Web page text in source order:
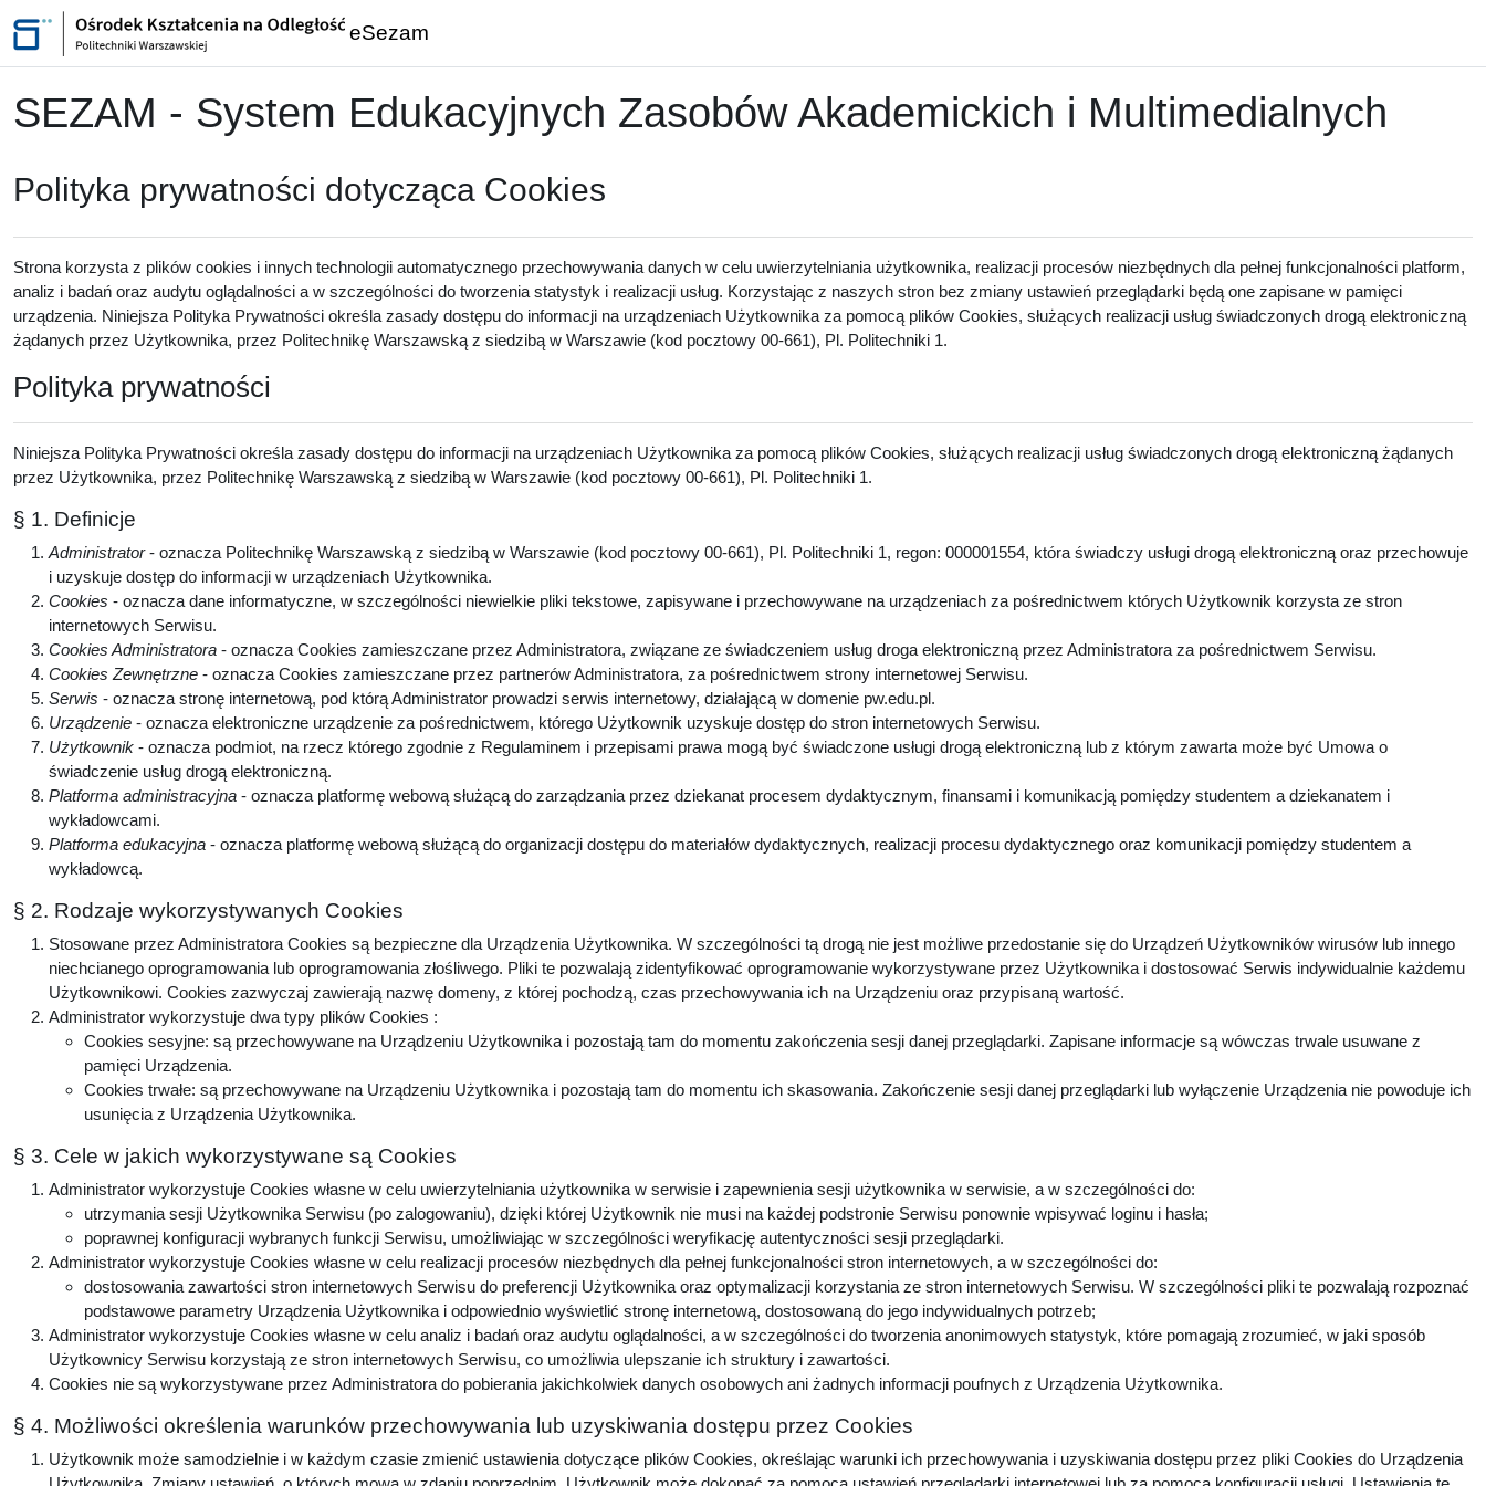
Przejdź do głównej zawartości
eSezam
SEZAM - System Edukacyjnych Zasobów Akademickich i Multimedialnych
Polityka prywatności dotycząca Cookies
Strona korzysta z plików cookies i innych technologii automatycznego przechowywania danych w celu uwierzytelniania użytkownika, realizacji procesów niezbędnych dla pełnej funkcjonalności platform,
analiz i badań oraz audytu oglądalności a w szczególności do tworzenia statystyk i realizacji usług. Korzystając z naszych stron bez zmiany ustawień przeglądarki będą one zapisane w pamięci
urządzenia. Niniejsza Polityka Prywatności określa zasady dostępu do informacji na urządzeniach Użytkownika za pomocą plików Cookies, służących realizacji usług świadczonych drogą elektroniczną
żądanych przez Użytkownika, przez Politechnikę Warszawską z siedzibą w Warszawie (kod pocztowy 00-661), Pl. Politechniki 1.
Polityka prywatności
Niniejsza Polityka Prywatności określa zasady dostępu do informacji na urządzeniach Użytkownika za pomocą plików Cookies, służących realizacji usług świadczonych drogą elektroniczną żądanych
przez Użytkownika, przez Politechnikę Warszawską z siedzibą w Warszawie (kod pocztowy 00-661), Pl. Politechniki 1.
§ 1. Definicje
Administrator- oznacza Politechnikę Warszawską z siedzibą w Warszawie (kod pocztowy 00-661), Pl. Politechniki 1, regon: 000001554, która świadczy usługi drogą elektroniczną oraz przechowuje
i uzyskuje dostęp do informacji w urządzeniach Użytkownika.
Cookies - oznacza dane informatyczne, w szczególności niewielkie pliki tekstowe, zapisywane i przechowywane na urządzeniach za pośrednictwem których Użytkownik korzysta ze stron
internetowych Serwisu.
Cookies Administratora - oznacza Cookies zamieszczane przez Administratora, związane ze świadczeniem usług droga elektroniczną przez Administratora za pośrednictwem Serwisu.
Cookies Zewnętrzne - oznacza Cookies zamieszczane przez partnerów Administratora, za pośrednictwem strony internetowej Serwisu.
Serwis - oznacza stronę internetową, pod którą Administrator prowadzi serwis internetowy, działającą w domenie pw.edu.pl.
Urządzenie - oznacza elektroniczne urządzenie za pośrednictwem, którego Użytkownik uzyskuje dostęp do stron internetowych Serwisu.
Użytkownik - oznacza podmiot, na rzecz którego zgodnie z Regulaminem i przepisami prawa mogą być świadczone usługi drogą elektroniczną lub z którym zawarta może być Umowa o
świadczenie usług drogą elektroniczną.
Platforma administracyjna - oznacza platformę webową służącą do zarządzania przez dziekanat procesem dydaktycznym, finansami i komunikacją pomiędzy studentem a dziekanatem i
wykładowcami.
Platforma edukacyjna - oznacza platformę webową służącą do organizacji dostępu do materiałów dydaktycznych, realizacji procesu dydaktycznego oraz komunikacji pomiędzy studentem a
wykładowcą.
§ 2. Rodzaje wykorzystywanych Cookies
Stosowane przez Administratora Cookies są bezpieczne dla Urządzenia Użytkownika. W szczególności tą drogą nie jest możliwe przedostanie się do Urządzeń Użytkowników wirusów lub innego
niechcianego oprogramowania lub oprogramowania złośliwego. Pliki te pozwalają zidentyfikować oprogramowanie wykorzystywane przez Użytkownika i dostosować Serwis indywidualnie każdemu
Użytkownikowi. Cookies zazwyczaj zawierają nazwę domeny, z której pochodzą, czas przechowywania ich na Urządzeniu oraz przypisaną wartość.
Administrator wykorzystuje dwa typy plików Cookies :
Cookies sesyjne: są przechowywane na Urządzeniu Użytkownika i pozostają tam do momentu zakończenia sesji danej przeglądarki. Zapisane informacje są wówczas trwale usuwane z
pamięci Urządzenia.
Cookies trwałe: są przechowywane na Urządzeniu Użytkownika i pozostają tam do momentu ich skasowania. Zakończenie sesji danej przeglądarki lub wyłączenie Urządzenia nie powoduje ich
usunięcia z Urządzenia Użytkownika.
§ 3. Cele w jakich wykorzystywane są Cookies
Administrator wykorzystuje Cookies własne w celu uwierzytelniania użytkownika w serwisie i zapewnienia sesji użytkownika w serwisie, a w szczególności do:
utrzymania sesji Użytkownika Serwisu (po zalogowaniu), dzięki której Użytkownik nie musi na każdej podstronie Serwisu ponownie wpisywać loginu i hasła;
poprawnej konfiguracji wybranych funkcji Serwisu, umożliwiając w szczególności weryfikację autentyczności sesji przeglądarki.
Administrator wykorzystuje Cookies własne w celu realizacji procesów niezbędnych dla pełnej funkcjonalności stron internetowych, a w szczególności do:
dostosowania zawartości stron internetowych Serwisu do preferencji Użytkownika oraz optymalizacji korzystania ze stron internetowych Serwisu. W szczególności pliki te pozwalają rozpoznać
podstawowe parametry Urządzenia Użytkownika i odpowiednio wyświetlić stronę internetową, dostosowaną do jego indywidualnych potrzeb;
Administrator wykorzystuje Cookies własne w celu analiz i badań oraz audytu oglądalności, a w szczególności do tworzenia anonimowych statystyk, które pomagają zrozumieć, w jaki sposób
Użytkownicy Serwisu korzystają ze stron internetowych Serwisu, co umożliwia ulepszanie ich struktury i zawartości.
Cookies nie są wykorzystywane przez Administratora do pobierania jakichkolwiek danych osobowych ani żadnych informacji poufnych z Urządzenia Użytkownika.
§ 4. Możliwości określenia warunków przechowywania lub uzyskiwania dostępu przez Cookies
Użytkownik może samodzielnie i w każdym czasie zmienić ustawienia dotyczące plików Cookies, określając warunki ich przechowywania i uzyskiwania dostępu przez pliki Cookies do Urządzenia